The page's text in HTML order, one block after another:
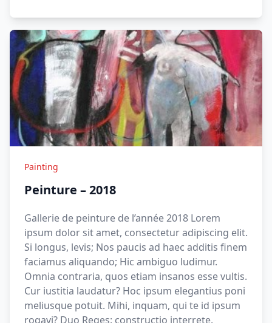
Painting
Peinture – 2018
Gallerie de peinture de l’année 2018 Lorem
ipsum dolor sit amet, consectetur adipiscing elit.
Si longus, levis; Nos paucis ad haec additis finem
faciamus aliquando; Hic ambiguo ludimur.
Omnia contraria, quos etiam insanos esse vultis.
Cur iustitia laudatur? Hoc ipsum elegantius poni
meliusque potuit. Mihi, inquam, qui te id ipsum
rogavi? Duo Reges: constructio interrete.